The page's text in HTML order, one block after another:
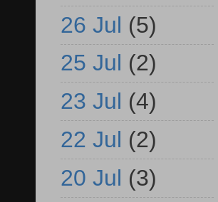
26 Jul (5)
25 Jul (2)
23 Jul (4)
22 Jul (2)
20 Jul (3)